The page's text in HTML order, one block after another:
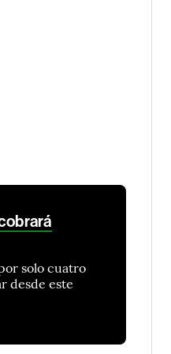
solo cuatro
desde este